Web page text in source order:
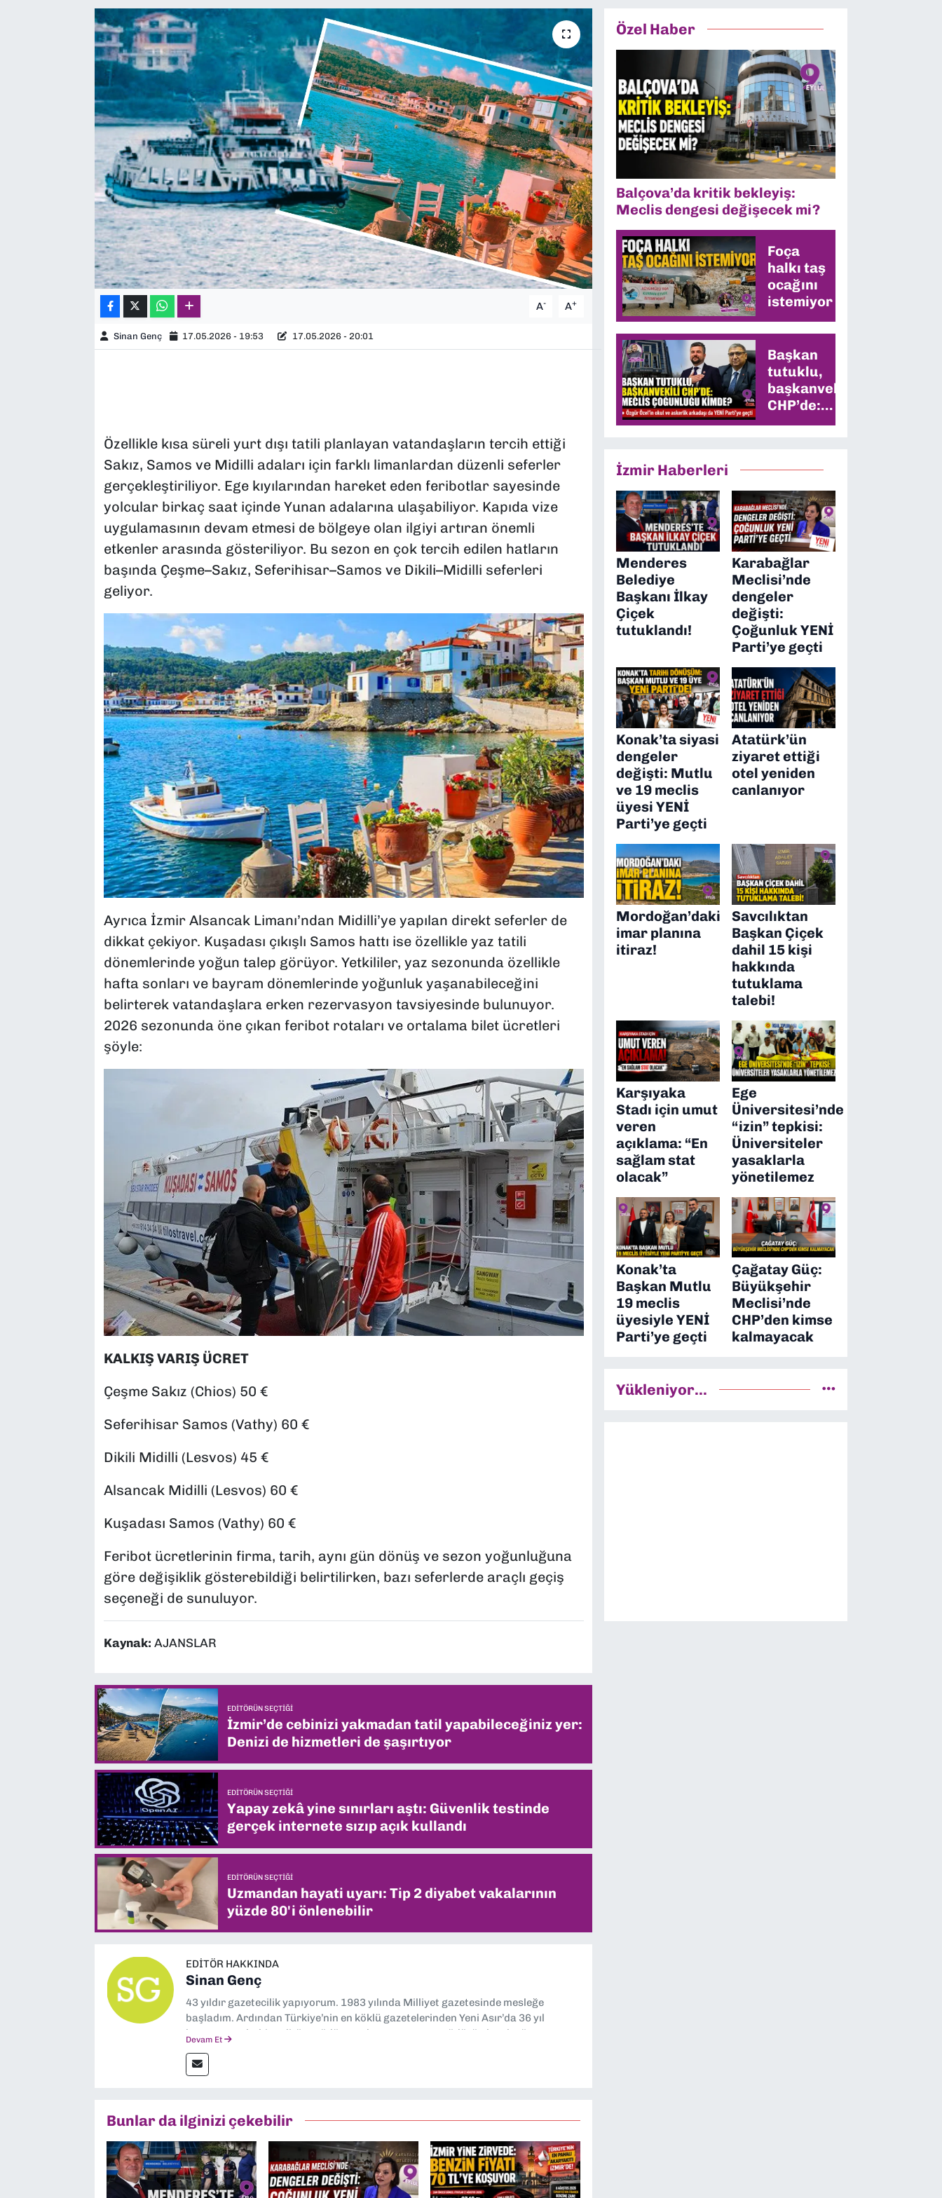
A- A+
Sinan Genç 17.05.2026 - 19:53 17.05.2026 - 20:01
Özellikle kısa süreli yurt dışı tatili planlayan vatandaşların tercih ettiği
Sakız, Samos ve Midilli adaları için farklı limanlardan düzenli seferler
gerçekleştiriliyor. Ege kıyılarından hareket eden feribotlar sayesinde
yolcular birkaç saat içinde Yunan adalarına ulaşabiliyor. Kapıda vize
uygulamasının devam etmesi de bölgeye olan ilgiyi artıran önemli
etkenler arasında gösteriliyor. Bu sezon en çok tercih edilen hatların
başında Çeşme–Sakız, Seferihisar–Samos ve Dikili–Midilli seferleri
geliyor.
Ayrıca İzmir Alsancak Limanı’ndan Midilli’ye yapılan direkt seferler de
dikkat çekiyor. Kuşadası çıkışlı Samos hattı ise özellikle yaz tatili
dönemlerinde yoğun talep görüyor. Yetkililer, yaz sezonunda özellikle
hafta sonları ve bayram dönemlerinde yoğunluk yaşanabileceğini
belirterek vatandaşlara erken rezervasyon tavsiyesinde bulunuyor.
2026 sezonunda öne çıkan feribot rotaları ve ortalama bilet ücretleri
şöyle:
KALKIŞ VARIŞ ÜCRET
Çeşme Sakız (Chios) 50 €
Seferihisar Samos (Vathy) 60 €
Dikili Midilli (Lesvos) 45 €
Alsancak Midilli (Lesvos) 60 €
Kuşadası Samos (Vathy) 60 €
Feribot ücretlerinin firma, tarih, aynı gün dönüş ve sezon yoğunluğuna
göre değişiklik gösterebildiği belirtilirken, bazı seferlerde araçlı geçiş
seçeneği de sunuluyor.
Kaynak: AJANSLAR
EDITÖRÜN SEÇTIĞI
İzmir’de cebinizi yakmadan tatil yapabileceğiniz yer:
Denizi de hizmetleri de şaşırtıyor
EDITÖRÜN SEÇTIĞI
Yapay zekâ yine sınırları aştı: Güvenlik testinde
gerçek internete sızıp açık kullandı
EDITÖRÜN SEÇTIĞI
Uzmandan hayati uyarı: Tip 2 diyabet vakalarının
yüzde 80'i önlenebilir
EDITÖR HAKKINDA
Sinan Genç
43 yıldır gazetecilik yapıyorum. 1983 yılında Milliyet gazetesinde mesleğe
başladım. Ardından Türkiye’nin en köklü gazetelerinden Yeni Asır’da 36 yıl
boyunca muhabir, editör, müdür yardımcısı ve spor müdürü olarak görev
anda Dokuz Eylül Gazetesi'nde editörlük yapıyorum
Devam Et
Bunlar da ilginizi çekebilir
Özel Haber
Balçova’da kritik bekleyiş:
Meclis dengesi değişecek mi?
Foça
halkı taş
ocağını
istemiyor
Başkan
tutuklu,
başkanvekili
CHP’de:
Meclis
İzmir Haberleri
Menderes
Belediye
Başkanı İlkay
Çiçek
tutuklandı!
Karabağlar
Meclisi’nde
dengeler
değişti:
Çoğunluk YENİ
Parti’ye geçti
Konak’ta siyasi
dengeler
değişti: Mutlu
ve 19 meclis
üyesi YENİ
Parti’ye geçti
Atatürk’ün
ziyaret ettiği
otel yeniden
canlanıyor
Mordoğan’daki
imar planına
itiraz!
Savcılıktan
Başkan Çiçek
dahil 15 kişi
hakkında
tutuklama
talebi!
Karşıyaka
Stadı için umut
veren
açıklama: “En
sağlam stat
olacak”
Ege
Üniversitesi’nde
“izin” tepkisi:
Üniversiteler
yasaklarla
yönetilemez
Konak’ta
Başkan Mutlu
19 meclis
üyesiyle YENİ
Parti’ye geçti
Çağatay Güç:
Büyükşehir
Meclisi’nde
CHP’den kimse
kalmayacak
Yükleniyor...
TEKNOLOJİ
YEREL YÖNETİMLER